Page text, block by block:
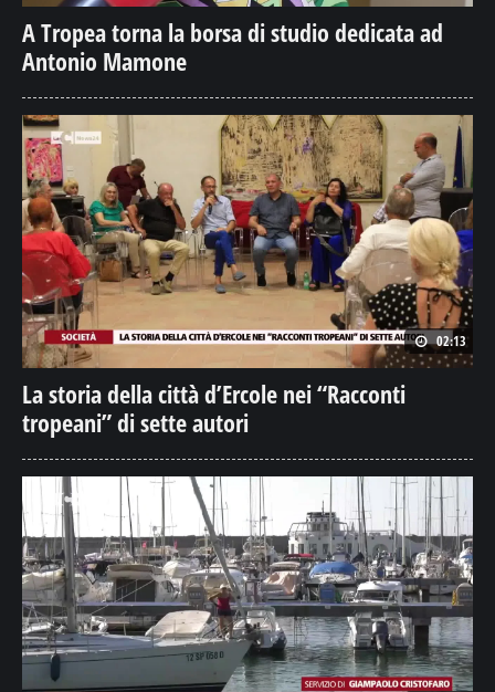
A Tropea torna la borsa di studio dedicata ad
Antonio Mamone
02:13
La storia della città d’Ercole nei “Racconti
tropeani” di sette autori